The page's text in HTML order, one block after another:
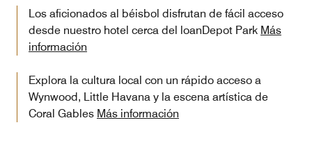
Los aficionados al béisbol disfrutan de fácil acceso
desde nuestro hotel cerca del loanDepot Park Más
información
Explora la cultura local con un rápido acceso a
Wynwood, Little Havana y la escena artística de
Coral Gables Más información